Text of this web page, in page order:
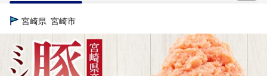
TOP
豚肉 宮崎県産豚ミンチ＆宮崎県
TOP 肉 鶏肉 宮崎県産豚ミンチ＆宮崎県産鶏ミンチ 合計
宮崎県 宮崎市